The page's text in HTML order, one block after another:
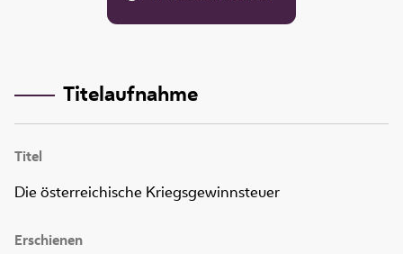
Titelaufnahme
Titel
Die österreichische Kriegsgewinnsteuer
Erschienen